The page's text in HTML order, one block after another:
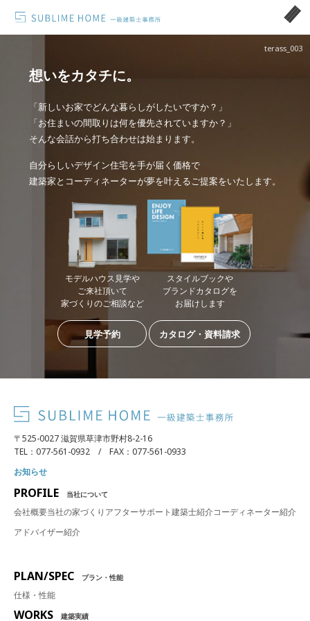
terass_003
想いをカタチに。
「新しいお家でどんな暮らしがしたいですか？」
「お住まいの間取りは何を優先されていますか？」
そんな会話から打ち合わせは始まります。
自分らしいデザイン住宅を手が届く価格で
建築家とコーディネーターが夢を叶えるご提案をいたします。
モデルハウス見学や
ご来社頂いて
家づくりのご相談など
見学予約
スタイルブックや
ブランドカタログを
お届けします
カタログ・資料請求
〒525-0027 滋賀県草津市野村8-2-16
TEL：077-561-0932 / FAX：077-561-0933
お知らせ
PROFILE 当社について
会社概要当社の家づくり アフターサポート建築士紹介コーディネーター紹介
アドバイザー紹介
PLAN/SPEC プラン・性能
仕様・性能
WORKS 建築実績